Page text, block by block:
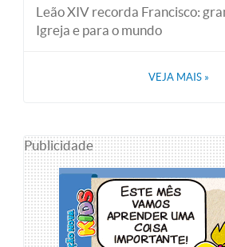
Leão XIV recorda Francisco:
Igreja e para o mundo
VEJA MAIS »
Publicidade